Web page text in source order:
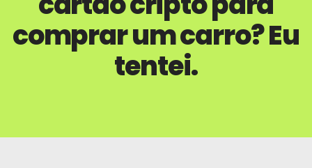
Carteira
Perguntas Frequentes
comprar um carro? Eu
tentei.